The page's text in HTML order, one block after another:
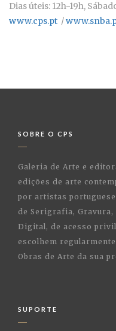
Dias úteis: 12h-19h,
www.cps.pt /
SOBRE O CPS
Galeria de Arte e
edições de arte
por artistas
de Serigrafia,
Digital, de acesso
escolhem
Obras de Arte da sua
SUPORTE